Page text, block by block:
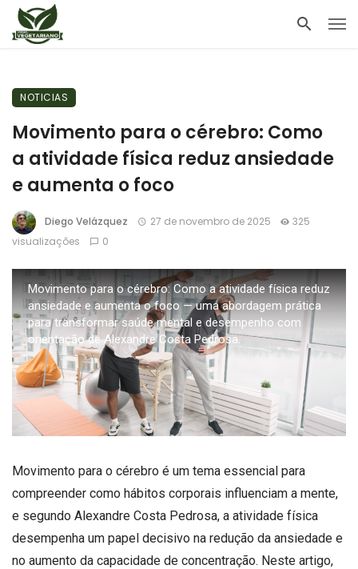
NOTICIAS
Movimento para o cérebro: Como
a atividade física reduz ansiedade
e aumenta o foco
Diego Velázquez 27 de novembro de 2025
325
visualizações
0
Movimento para o cérebro: Como a atividade física reduz
ansiedade e aumenta o foco — uma abordagem prática
para transformar saúde mental e desempenho com
orientação de Alexandre Costa Pedrosa.
Movimento para o cérebro é um tema essencial para
compreender como hábitos corporais influenciam a mente,
e segundo Alexandre Costa Pedrosa, a atividade física
desempenha um papel decisivo na redução da ansiedade e
no aumento da capacidade de concentração. Neste artigo,